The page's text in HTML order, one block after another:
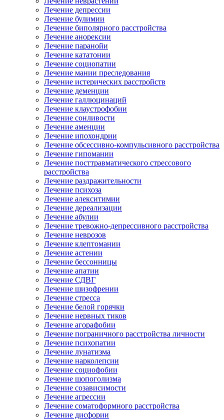
Лечение депрессии
Лечение булимии
Лечение биполярного расстройства
Лечение анорексии
Лечение паранойи
Лечение кататонии
Лечение социопатии
Лечение мании преследования
Лечение истерических расстройств
Лечение деменции
Лечение галлюцинаций
Лечение клаустрофобии
Лечение сонливости
Лечение аменции
Лечение ипохондрии
Лечение обсессивно-компульсивного расстройства
Лечение гипомании
Лечение посттравматического стрессового
расстройства
Лечение раздражительности
Лечение психоза
Лечение алекситимии
Лечение дереализации
Лечение абулии
Лечение тревожно-депрессивного расстройства
Лечение неврозов
Лечение клептомании
Лечение астении
Лечение бессонницы
Лечение апатии
Лечение СДВГ
Лечение шизофрении
Лечение стресса
Лечение белой горячки
Лечение нервных тиков
Лечение агорафобии
Лечение пограничного расстройства личности
Лечение психопатии
Лечение лунатизма
Лечение нарколепсии
Лечение социофобии
Лечение шопоголизма
Лечение созависимости
Лечение агрессии
Лечение соматоформного расстройства
Лечение дисфории